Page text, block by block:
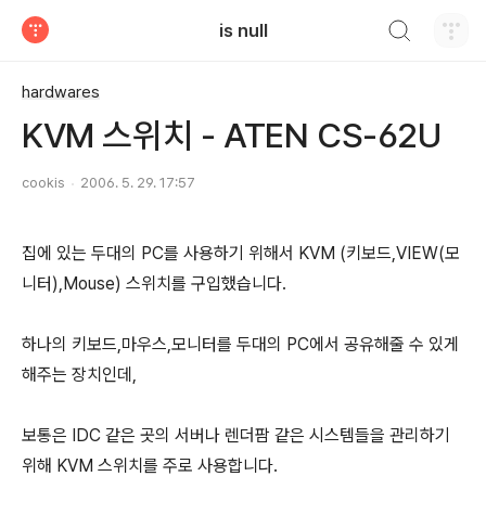
is null
hardwares
KVM 스위치 - ATEN CS-62U
cookis 2006. 5. 29. 17:57
집에 있는 두대의 PC를 사용하기 위해서 KVM (키보드,VIEW(모
니터),Mouse) 스위치를 구입했습니다.
하나의 키보드,마우스,모니터를 두대의 PC에서 공유해줄 수 있게
해주는 장치인데,
보통은 IDC 같은 곳의 서버나 렌더팜 같은 시스템들을 관리하기
위해 KVM 스위치를 주로 사용합니다.